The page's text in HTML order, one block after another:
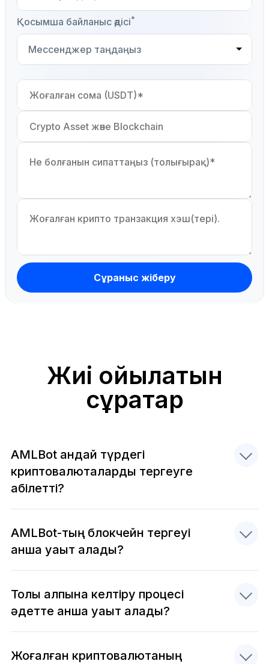
Қосымша байланыс әдісі*
Сұраныс жіберу
Жиі қойылатын
сұрақтар
AMLBot қандай түрдегі
криптовалюталарды тергеуге
қабілетті?
AMLBot-тың блокчейн тергеуі
қанша уақыт алады?
Толық қалпына келтіру процесі
әдетте қанша уақыт алады?
Жоғалған криптовалютаның